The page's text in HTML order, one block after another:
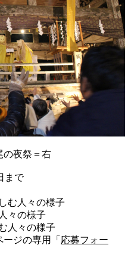
の夜祭＝右
まで
む人々の様子
々の様子
人々の様子
ジの専用「 応募フォー